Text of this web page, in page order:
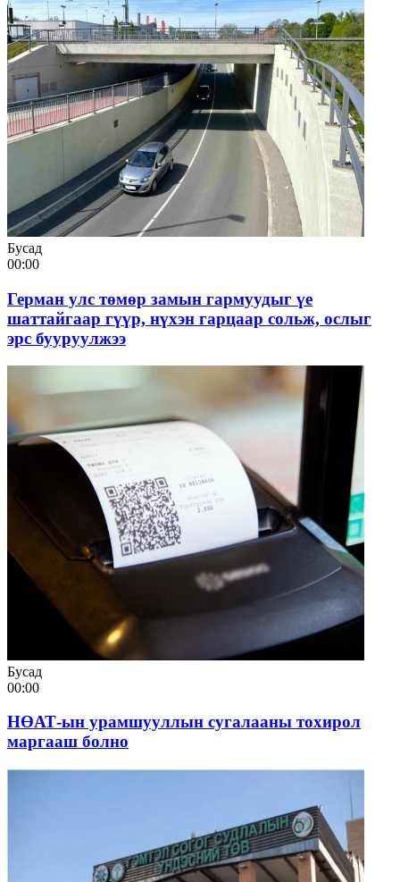
Бусад
00:00
Герман улс төмөр замын гармуудыг үе
шаттайгаар гүүр, нүхэн гарцаар сольж, ослыг
эрс бууруулжээ
Бусад
00:00
НӨАТ-ын урамшууллын сугалааны тохирол
маргааш болно